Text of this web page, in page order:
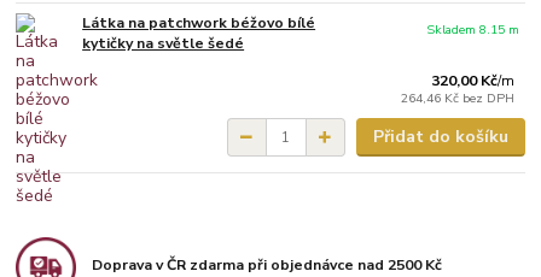
Látka na patchwork béžovo bílé
kytičky na světle šedé
320,00 Kč/m
264,46 Kč bez DPH
Skladem 8.15 m
Přidat do košíku
Doprava v ČR zdarma při objednávce nad 2500 Kč